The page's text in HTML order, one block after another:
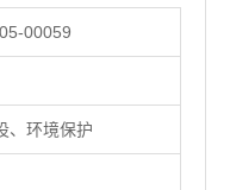
00059
、环境保护